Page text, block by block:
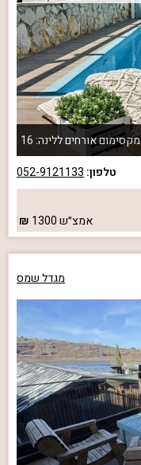
מקסימום אורחים ללינה: 16
טלפון: 052-9121133
אמצ״ש1300
מגדל שמס